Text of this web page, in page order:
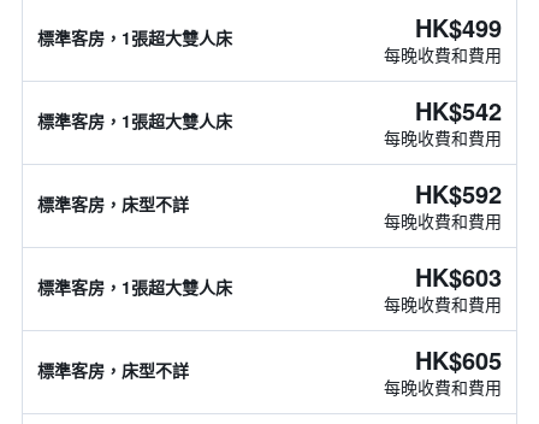
標準客房，1張超大雙人床 HK$499
每晚收費和費用
標準客房，1張超大雙人床 HK$542
每晚收費和費用
標準客房，床型不詳 HK$592
每晚收費和費用
標準客房，1張超大雙人床 HK$603
每晚收費和費用
標準客房，床型不詳 HK$605
每晚收費和費用